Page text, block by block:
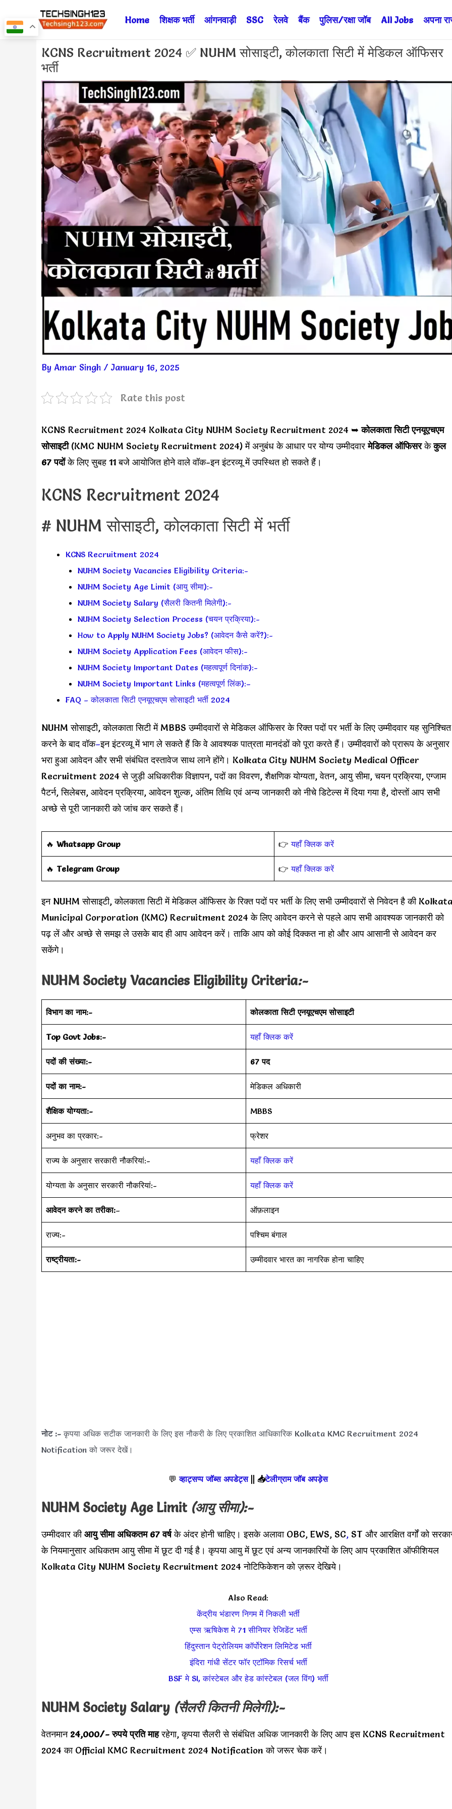
to
Home शिक्षक भर्ती आंगनवाड़ी SSC रेलवे बैंक पुलिस/रक्षा जॉब All Jobs अपना
KCNS Recruitment 2024 ✅ NUHM सोसाइटी, कोलकाता सिटी में मेडिकल ऑफिसर
भर्ती
By Amar Singh / January 16, 2025
Rate this post
KCNS Recruitment 2024 Kolkata City NUHM Society Recruitment 2024 ➥कोलकाता सिटी एनयूएचएम
सोसाइटी(KMC NUHM Society Recruitment 2024) में अनुबंध के आधार पर योग्य उम्मीदवारमेडिकल ऑफिसरकेकुल
67 पदोंके लिए सुबह 11 बजे आयोजित होने वाले वॉक-इन इंटरव्यू में उपस्थित हो सकते हैं।
KCNS Recruitment 2024
# NUHM सोसाइटी, कोलकाता सिटी में भर्ती
KCNS Recruitment 2024
NUHM Society Vacancies Eligibility Criteria:-
NUHM Society Age Limit (आयु सीमा):-
NUHM Society Salary (सैलरी कितनी मिलेगी):-
NUHM Society Selection Process (चयन प्रक्रिया):-
How to Apply NUHM Society Jobs? (आवेदन कैसे करें?):-
NUHM Society Application Fees (आवेदन फीस):-
NUHM Society Important Dates (महत्वपूर्ण दिनांक):-
NUHM Society Important Links (महत्वपूर्ण लिंक):–
FAQ – कोलकाता सिटी एनयूएचएम सोसाइटी भर्ती 2024
NUHM सोसाइटी, कोलकाता सिटी में MBBS उम्मीदवारों से मेडिकल ऑफिसर के रिक्त पदों पर भर्ती के लिए उम्मीदवार यह सुनिश्चित
करने के बाद वॉक–इन इंटरव्यू में भाग ले सकते हैं कि वे आवश्यक पात्रता मानदंडों को पूरा करते हैं। उम्मीदवारों को प्रारूप के अनुसार
भरा हुआ आवेदन और सभी संबंधित दस्तावेज साथ लाने होंगे। Kolkata City NUHM Society Medical Officer
Recruitment 2024 से जुड़ी अधिकारीक विज्ञापन, पदों का विवरण, शैक्षणिक योग्यता, वेतन, आयु सीमा, चयन प्रक्रिया, एग्जाम
पैटर्न, सिलेबस, आवेदन प्रक्रिया, आवेदन शुल्क, अंतिम तिथि एवं अन्य जानकारी को नीचे डिटेल्स में दिया गया है, दोस्तों आप सभी
अच्छे से पूरी जानकारी को जांच कर सकते हैं।
‎️‍🔥 Whatsapp Group 👉यहाँ क्लिक करें
‎️‍🔥 Telegram Group 👉यहाँ क्लिक करें
इन NUHM सोसाइटी, कोलकाता सिटी में मेडिकल ऑफिसर के रिक्त पदों पर भर्ती के लिए सभी उम्मीदवारों से निवेदन है की Kolkata
Municipal Corporation (KMC) Recruitment 2024 के लिए आवेदन करने से पहले आप सभी आवश्यक जानकारी को
पढ़ लें और अच्छे से समझ ले उसके बाद ही आप आवेदन करें। ताकि आप को कोई दिक्कत ना हो और आप आसानी से आवेदन कर
सकेंगे।
NUHM Society Vacancies Eligibility Criteria:-
विभाग का नाम:- कोलकाता सिटी एनयूएचएम सोसाइटी
Top Govt Jobs:- यहाँ क्लिक करें
पदों की संख्या:- 67 पद
पदों का नाम:- मेडिकल अधिकारी
शैक्षिक योग्यता:- MBBS
अनुभव का प्रकार:- फ्रेशर
राज्य के अनुसार सरकारी नौकरियां:- यहाँ क्लिक करें
योग्यता के अनुसार सरकारी नौकरियां:- यहाँ क्लिक करें
आवेदन करने का तरीका:– ऑफ़लाइन
राज्य:- पश्चिम बंगाल
राष्ट्रीयता:- उम्मीदवार भारत का नागरिक होना चाहिए
नोट :- कृपया अधिक सटीक जानकारी के लिए इस नौकरी के लिए प्रकाशित आधिकारिक Kolkata KMC Recruitment 2024
Notification को जरूर देखें।
💬 व्हाट्सप्प जॉब्स अपडेट्स|| 📥टेलीग्राम जॉब अपड़ेस
NUHM Society Age Limit (आयु सीमा):-
उम्मीदवार कीआयु सीमा अधिकतम 67 वर्षके अंदर होनी चाहिए। इसके अलावा OBC, EWS, SC, ST और आरक्षित वर्गों को
के नियमानुसार अधिकतम आयु सीमा में छूट दी गई है। कृपया आयु में छूट एवं अन्य जानकारियों के लिए आप प्रकाशित ऑफीशियल
Kolkata City NUHM Society Recruitment 2024 नोटिफिकेशन को ज़रूर देखिये।
Also Read:
केंद्रीय भंडारण निगम में निकली भर्ती
एम्स ऋषिकेश मे 71 सीनियर रेजिडेंट भर्ती
हिंदुस्तान पेट्रोलियम कॉर्पोरेशन लिमिटेड भर्ती
इंदिरा गांधी सेंटर फॉर एटॉमिक रिसर्च भर्ती
BSF मे SI, कांस्टेबल और हेड कांस्टेबल (जल विंग) भर्ती
NUHM Society Salary (सैलरी कितनी मिलेगी):-
वेतनमान24,000/- रुपये प्रति माहरहेगा, कृपया सैलरी से संबंधित अधिक जानकारी के लिए आप इस KCNS Recruitment
2024 का Official KMC Recruitment 2024 Notification को जरूर चेक करें।
Post
navigation